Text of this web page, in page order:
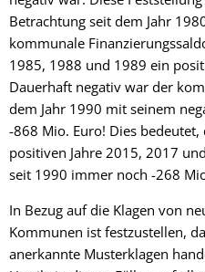
Betrachtung seit dem Jahr
kommunale
1985, 1988 und 1989 ein
Dauerhaft negativ war der
dem Jahr 1990 mit seinem
-868 Mio. Euro! Dies
positiven Jahre 2015, 2017
seit 1990 immer noch -268
In Bezug auf die Klagen von
Kommunen ist festzustellen,
anerkannte Musterklagen